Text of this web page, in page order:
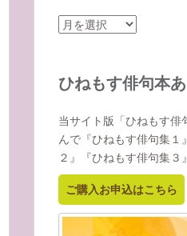
ア
イ
ひねもす俳句本あ
当サイト版「ひねもす俳
んで『ひねもす俳句集１
２』『ひねもす俳句集３
ご購入お申込はこちら